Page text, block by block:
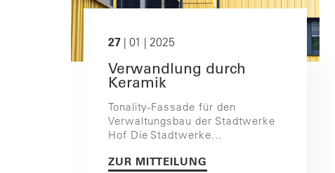
27| 01 | 2025
Verwandlung durch
Keramik
Tonality-Fassade für den
Verwaltungsbau der Stadtwerke
Hof Die Stadtwerke...
ZUR MITTEILUNG